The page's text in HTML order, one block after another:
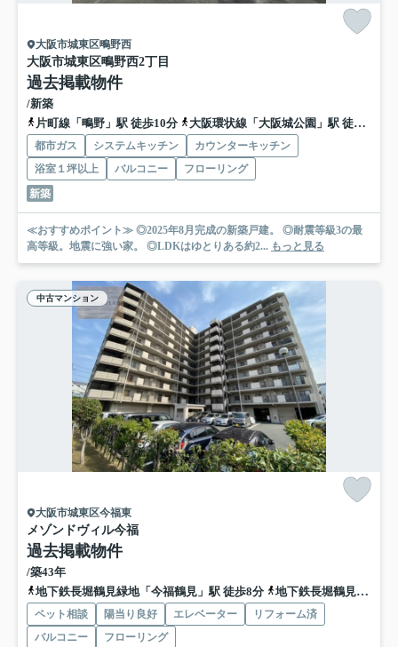
大阪市城東区鴫野西
大阪市城東区鴫野西2丁目
過去掲載物件
/新築
片町線「鴫野」駅 徒歩10分
大阪環状線「大阪城公園」駅 徒歩10分
都市ガス システムキッチン
カウンターキッチン
浴室１坪以上
バルコニー
フローリング
新築
≪おすすめポイント≫ ◎2025年8月完成の新築戸建。 ◎耐震等級3の最
高等級。地震に強い家。 ◎LDKはゆとりある約2... もっと見る
中古マンション
大阪市城東区今福東
メゾンドヴィル今福
過去掲載物件
/築43年
地下鉄長堀鶴見緑地「今福鶴見」駅 徒歩8分
地下鉄長堀鶴見緑地「蒲生四丁目」駅 徒歩15分
ペット相談 陽当り良好 エレベーター
リフォーム済
バルコニー
フローリング